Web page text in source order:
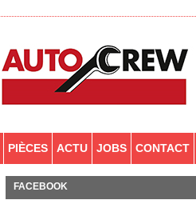
PIÈCES ACTU JOBS CONTACT
FACEBOOK